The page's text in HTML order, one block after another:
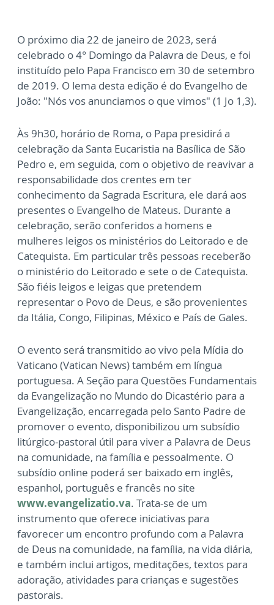
O próximo dia 22 de janeiro de 2023, será
celebrado o 4° Domingo da Palavra de Deus, e foi
instituído pelo Papa Francisco em 30 de setembro
de 2019. O lema desta edição é do Evangelho de
João: "Nós vos anunciamos o que vimos" (1 Jo 1,3).
Às 9h30, horário de Roma, o Papa presidirá a
celebração da Santa Eucaristia na Basílica de São
Pedro e, em seguida, com o objetivo de reavivar a
responsabilidade dos crentes em ter
conhecimento da Sagrada Escritura, ele dará aos
presentes o Evangelho de Mateus. Durante a
celebração, serão conferidos a homens e
mulheres leigos os ministérios do Leitorado e de
Catequista. Em particular três pessoas receberão
o ministério do Leitorado e sete o de Catequista.
São fiéis leigos e leigas que pretendem
representar o Povo de Deus, e são provenientes
da Itália, Congo, Filipinas, México e País de Gales.
O evento será transmitido ao vivo pela Mídia do
Vaticano (Vatican News) também em língua
portuguesa. A Seção para Questões Fundamentais
da Evangelização no Mundo do Dicastério para a
Evangelização, encarregada pelo Santo Padre de
promover o evento, disponibilizou um subsídio
litúrgico-pastoral útil para viver a Palavra de Deus
na comunidade, na família e pessoalmente. O
subsídio online poderá ser baixado em inglês,
espanhol, português e francês no site
www.evangelizatio.va. Trata-se de um
instrumento que oferece iniciativas para
favorecer um encontro profundo com a Palavra
de Deus na comunidade, na família, na vida diária,
e também inclui artigos, meditações, textos para
adoração, atividades para crianças e sugestões
pastorais.